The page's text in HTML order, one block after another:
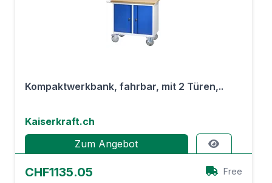
Kompaktwerkbank, fahrbar, mit 2 Türen,..
Kaiserkraft.ch
Zum Angebot
CHF1135.05 Free